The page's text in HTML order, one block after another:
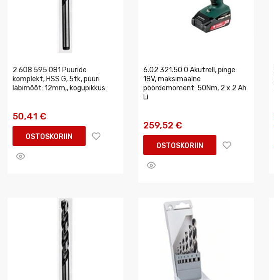
2 608 595 081 Puuride
komplekt, HSS G, 5tk, puuri
läbimõõt: 12mm,, kogupikkus:
50,41 €
OSTOSKORIIN
6.02 321.50 0 Akutrell, pinge:
18V, maksimaalne
pöördemoment: 50Nm, 2 x 2 Ah
Li
259,52 €
OSTOSKORIIN